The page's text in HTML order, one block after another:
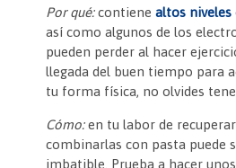
Por qué:contienealtos
así como algunos de los
pueden perder al hacer
llegada del buen tiempo para
tu forma física, no olvides
Cómo:en tu labor de
combinarlas con pasta puede
imbatible. Prueba a hacer